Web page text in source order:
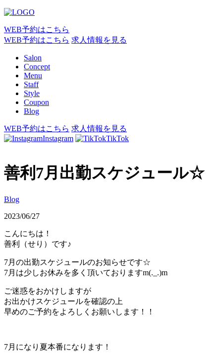
WEB予約はこちら
WEB予約はこちら 求人情報を見る
Salon
Concept
Menu
Staff
Style
Coupon
Blog
WEB予約はこちら 求人情報を見る
Instagram
TikTok
善利7月出勤スケジュール☆
Blog
2023/06/27
こんにちは！
善利（せり）です♪
7月の出勤スケジュールのお知らせです☆
7月は少しお休みを多く頂いておりますm(._.)m
ご迷惑をおかけしますが
お出かけスケジュールを確認の上
早めのご予約をよろしくお願いします！！
7月になり夏本番になります！